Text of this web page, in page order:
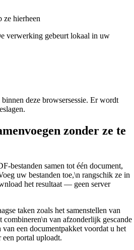
ze hierheen
verwerking gebeurt lokaal in uw
deze browsersessie. Er wordt
zonder ze te
bestanden samen tot één document,
uw bestanden toe,\n rangschik ze in
het resultaat — geen server
taken zoals het samenstellen van
combineren\n van afzonderlijk gescande
een documentpakket voordat u het
portal uploadt.